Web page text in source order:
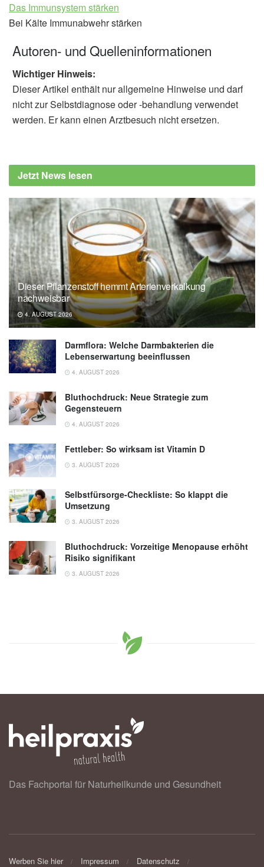
Das Immunsystem stärken
Bei Kälte Immunabwehr stärken
Autoren- und Quelleninformationen
Wichtiger Hinweis:
Dieser Artikel enthält nur allgemeine Hinweise und darf
nicht zur Selbstdiagnose oder -behandlung verwendet
werden. Er kann einen Arztbesuch nicht ersetzen.
Jetzt News lesen
Dieser Pflanzenstoff hemmt Arterienverkalkung
nachweisbar
4. AUGUST 2026
Darmflora: Welche Darmbakterien die
Lebenserwartung beeinflussen
4. AUGUST 2026
Bluthochdruck: Neue Strategie zum
Gegensteuern
4. AUGUST 2026
Fettleber: So wirksam ist Vitamin D
3. AUGUST 2026
Selbstfürsorge-Checkliste: So klappt die
Umsetzung
3. AUGUST 2026
Bluthochdruck: Vorzeitige Menopause erhöht
Risiko signifikant
3. AUGUST 2026
Das Fachportal für Naturheilkunde und Gesundheit
Werben Sie hier Impressum Datenschutz